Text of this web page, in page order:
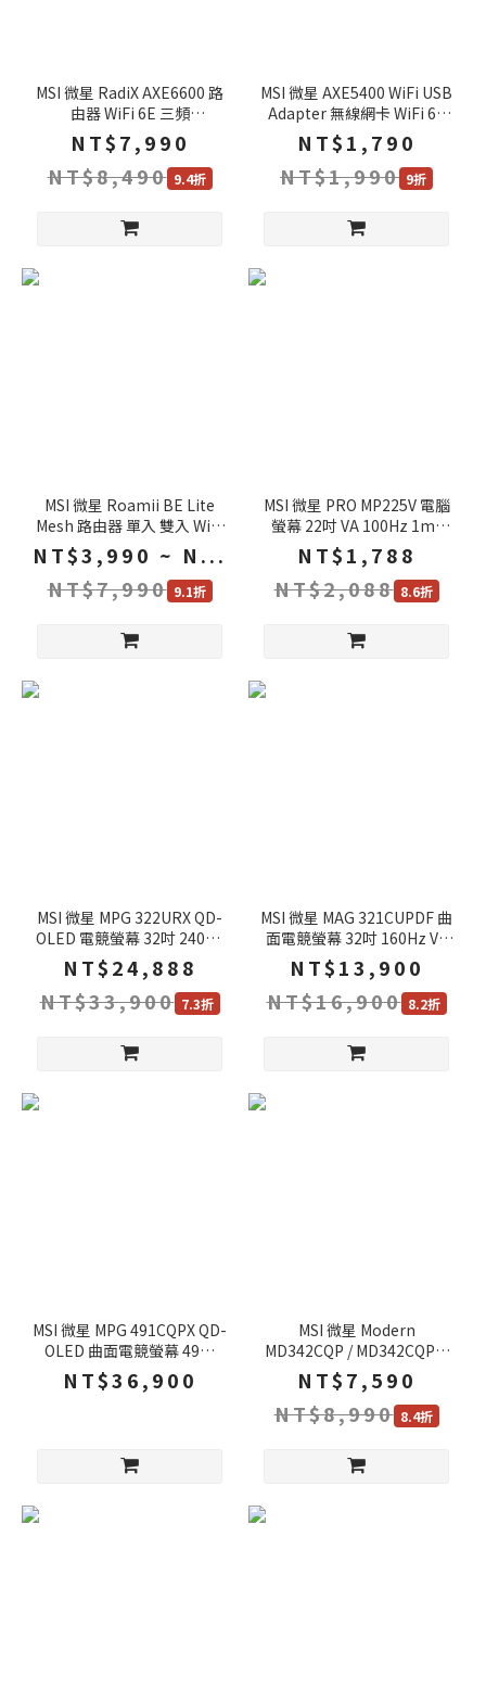
MSI 微星 RadiX AXE6600 路
由器 WiFi 6E 三頻
6600Mbps 分享器 Wifi分享
器 網路交換器
NT$7,990
NT$8,490 9.4折
MSI 微星 AXE5400 WiFi USB
Adapter 無線網卡 WiFi 6E
三頻 6600Mbps 網卡 網路接
收器
NT$1,790
NT$1,990 9折
MSI 微星 Roamii BE Lite
Mesh 路由器 單入 雙入 WiFi
7 雙頻 分享器 Wifi分享器 網
路交換器
NT$3,990 ~ N...
NT$7,990 9.1折
MSI 微星 PRO MP225V 電腦
螢幕 22吋 VA 100Hz 1ms
FHD 商用螢幕 液晶螢幕 護眼
螢幕 電競螢幕
NT$1,788
NT$2,088 8.6折
MSI 微星 MPG 322URX QD-
OLED 電競螢幕 32吋 240Hz
UHD 0.03ms HDR 電腦螢幕
遊戲螢幕 液晶螢幕
NT$24,888
NT$33,900 7.3折
MSI 微星 MAG 321CUPDF 曲
面電競螢幕 32吋 160Hz VA
UHD 0.5ms HDR 電腦螢幕
遊戲螢幕 液晶螢幕
NT$13,900
NT$16,900 8.2折
MSI 微星 MPG 491CQPX QD-
OLED 曲面電競螢幕 49吋
240Hz DQHD 0.03ms HDR
電腦螢幕 遊戲螢幕 液晶螢幕
NT$36,900
MSI 微星 Modern
MD342CQP / MD342CQPW
黑色 白色 電腦螢幕 34吋 VA
120Hz 1ms UWQHD 商用螢
幕 液晶螢幕 護眼螢幕 電競螢
NT$7,590
NT$8,990 8.4折